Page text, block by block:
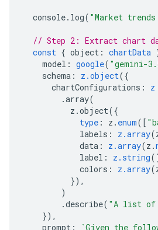
console. log( "Market
// Step 2: Extract chart
const { object : chartData
model : google( "gemini-
schema : z.object({
chartConfigurations :
z
.array(
z .object({
type : z . enum([
labels : z.array(
data : z.array(z .
label : z.string
colors : z.array(
}),
)
.describe( "A list of
}),
prompt : `Given the